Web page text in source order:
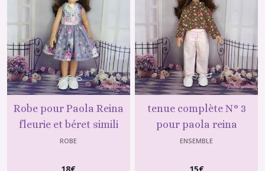
Robe pour Paola Reina
fleurie et béret simili
ROBE
tenue complète N° 3
pour paola reina
ENSEMBLE